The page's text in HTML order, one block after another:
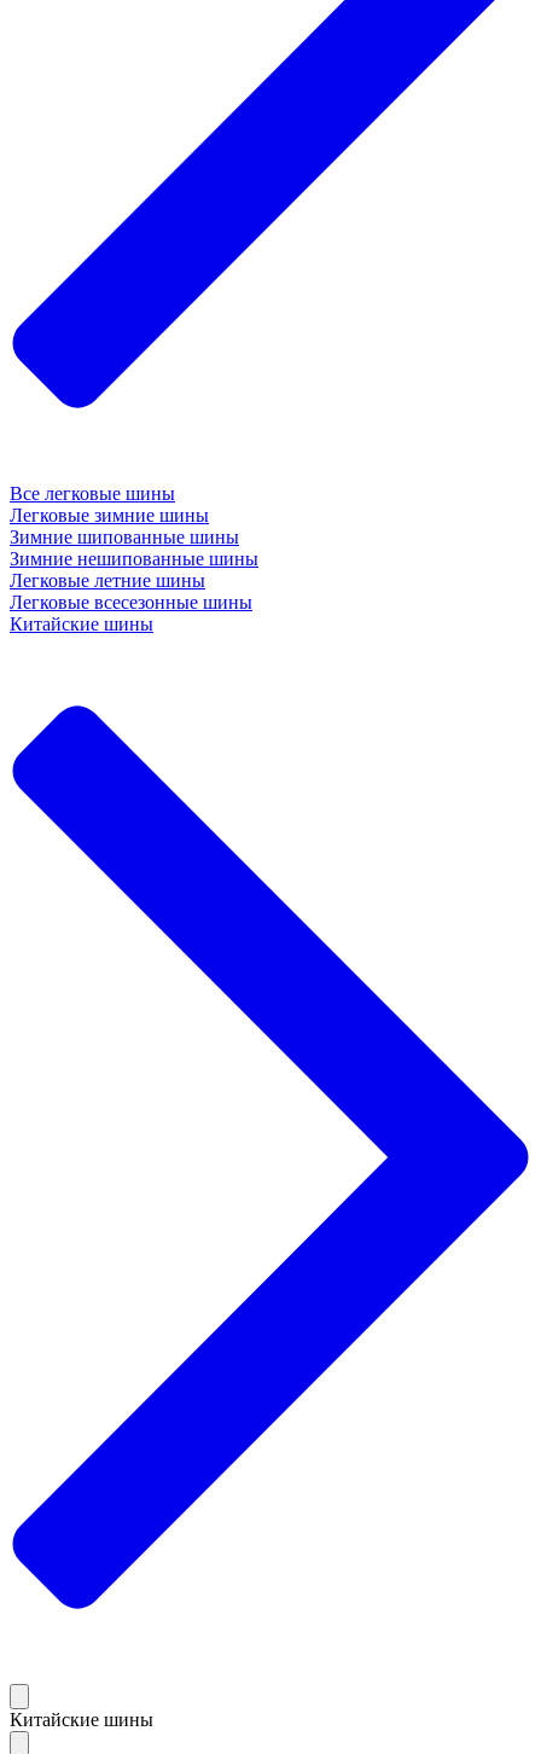
Все легковые шины
Легковые зимние шины
Зимние шипованные шины
Зимние нешипованные шины
Легковые летние шины
Легковые всесезонные шины
Китайские шины
Китайские шины